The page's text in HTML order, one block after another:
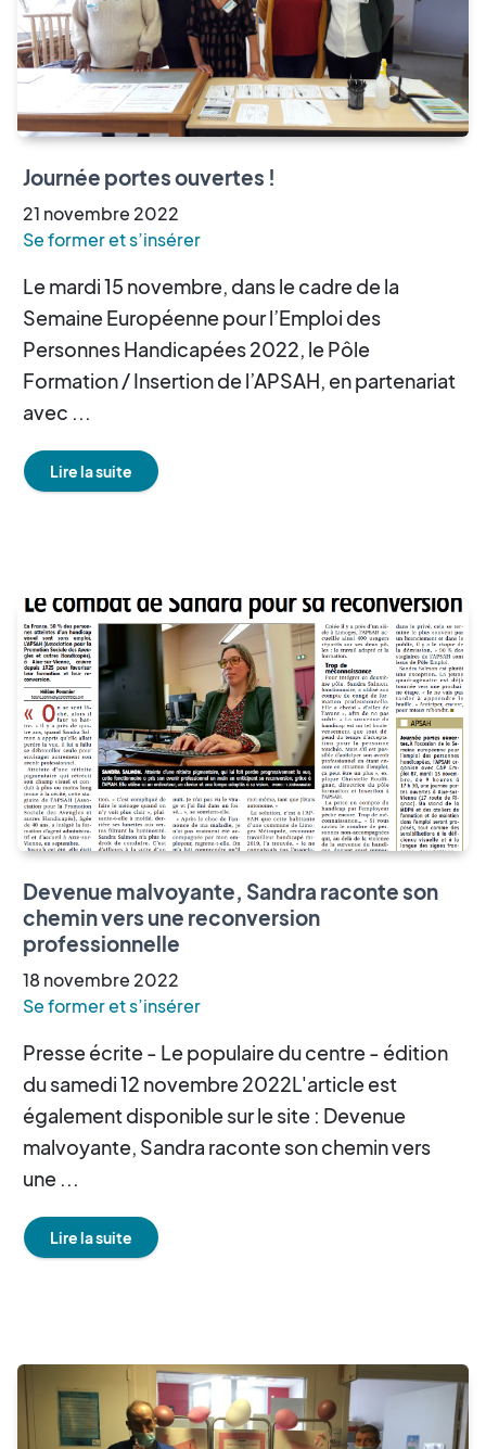
Journée portes ouvertes !
21 novembre 2022
Se former et s’insérer
Le mardi 15 novembre, dans le cadre de la
Semaine Européenne pour l’Emploi des
Personnes Handicapées 2022, le Pôle
Formation / Insertion de l’APSAH, en partenariat
avec ...
Lire la suite
Devenue malvoyante, Sandra raconte son
chemin vers une reconversion
professionnelle
18 novembre 2022
Se former et s’insérer
Presse écrite - Le populaire du centre - édition
du samedi 12 novembre 2022L'article est
également disponible sur le site : Devenue
malvoyante, Sandra raconte son chemin vers
une ...
Lire la suite